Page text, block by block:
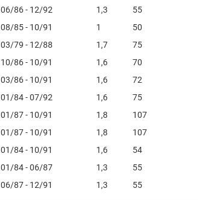
06/86 - 12/92 1,3
55
08/85 - 10/91 1
50
03/79 - 12/88 1,7
75
10/86 - 10/91 1,6
70
03/86 - 10/91 1,6
72
01/84 - 07/92 1,6
75
01/87 - 10/91 1,8
107
01/87 - 10/91 1,8
107
01/84 - 10/91 1,6
54
01/84 - 06/87 1,3
55
06/87 - 12/91 1,3 55